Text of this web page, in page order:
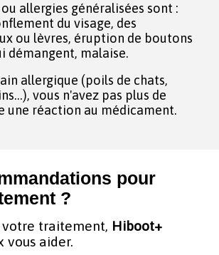
allergies généralisées sont :
du visage, des
ou lèvres, éruption de boutons
démangent, malaise.
allergique (poils de chats,
vous n'avez pas plus de
une réaction au médicament.
pour
?
votre traitement, Hiboot+
vous aider.